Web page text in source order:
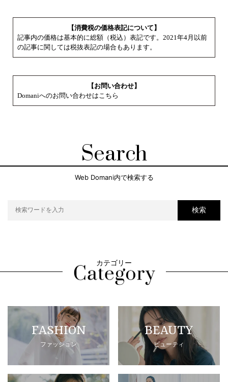
【消費税の価格表記について】
記事内の価格は基本的に総額（税込）表記です。2021年4月以前
の記事に関しては税抜表記の場合もあります。
【お問い合わせ】
Domaniへのお問い合わせはこちら
Search
Web Domani内で検索する
検索
カテゴリー
FASHION
ファッション
BEAUTY
ビューティ